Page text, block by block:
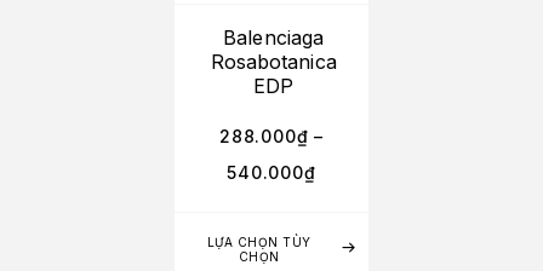
LỰA CHỌN TÙY
CHỌN
Balenciaga
Rosabotanica
EDP
288.000₫ –
540.000₫